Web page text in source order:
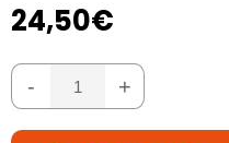
24,50€
- +